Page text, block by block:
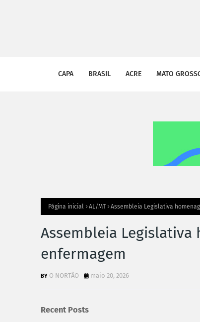
CAPA BRASIL ACRE MATO
Página inicial AL/MT Assembleia Legislativa
Assembleia
enfermagem
O NORTÃO maio 20, 2026
Recent Posts